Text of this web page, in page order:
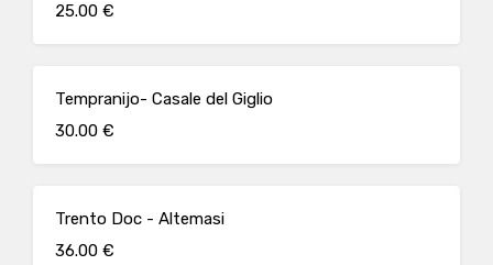
25.00 €
Tempranijo- Casale del Giglio
30.00 €
Trento Doc - Altemasi
36.00 €